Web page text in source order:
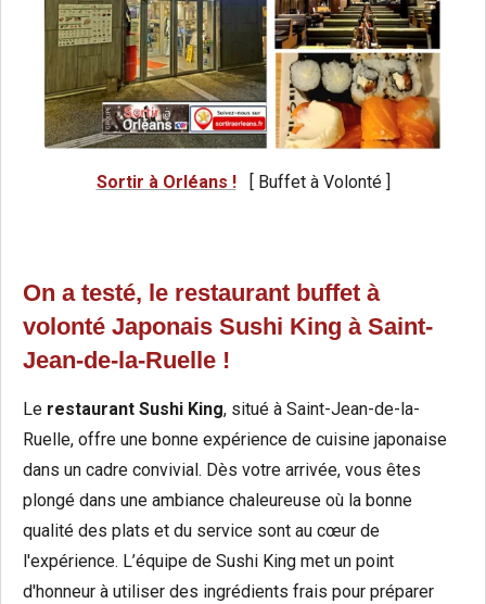
Sortir à Orléans ! [ Buffet à Volonté ]
On a testé, le restaurant buffet à
volonté Japonais Sushi King à Saint-
Jean-de-la-Ruelle !
Le restaurant Sushi King, situé à Saint-Jean-de-la-
Ruelle, offre une bonne expérience de cuisine japonaise
dans un cadre convivial. Dès votre arrivée, vous êtes
plongé dans une ambiance chaleureuse où la bonne
qualité des plats et du service sont au cœur de
l'expérience. L’équipe de Sushi King met un point
d'honneur à utiliser des ingrédients frais pour préparer